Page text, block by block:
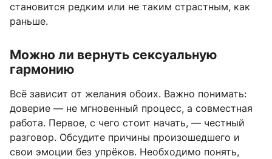
становится редким или не таким страстным, как
раньше.
Можно ли вернуть сексуальную
гармонию
Всё зависит от желания обоих. Важно понимать:
доверие — не мгновенный процесс, а совместная
работа. Первое, с чего стоит начать, — честный
разговор. Обсудите причины произошедшего и
свои эмоции без упрёков. Необходимо понять,